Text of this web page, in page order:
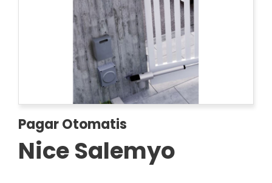
Pagar Otomatis
Nice Salemyo